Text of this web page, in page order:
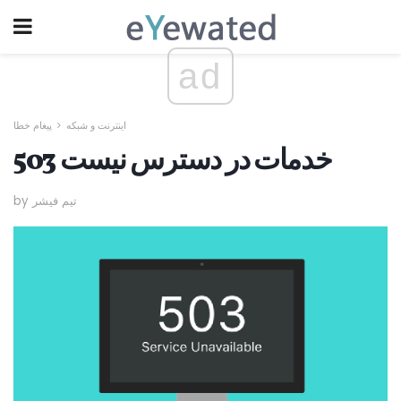
ad
اینترنت و شبکه پیغام خطا
503 خدمات در دسترس نیست
by تیم فیشر